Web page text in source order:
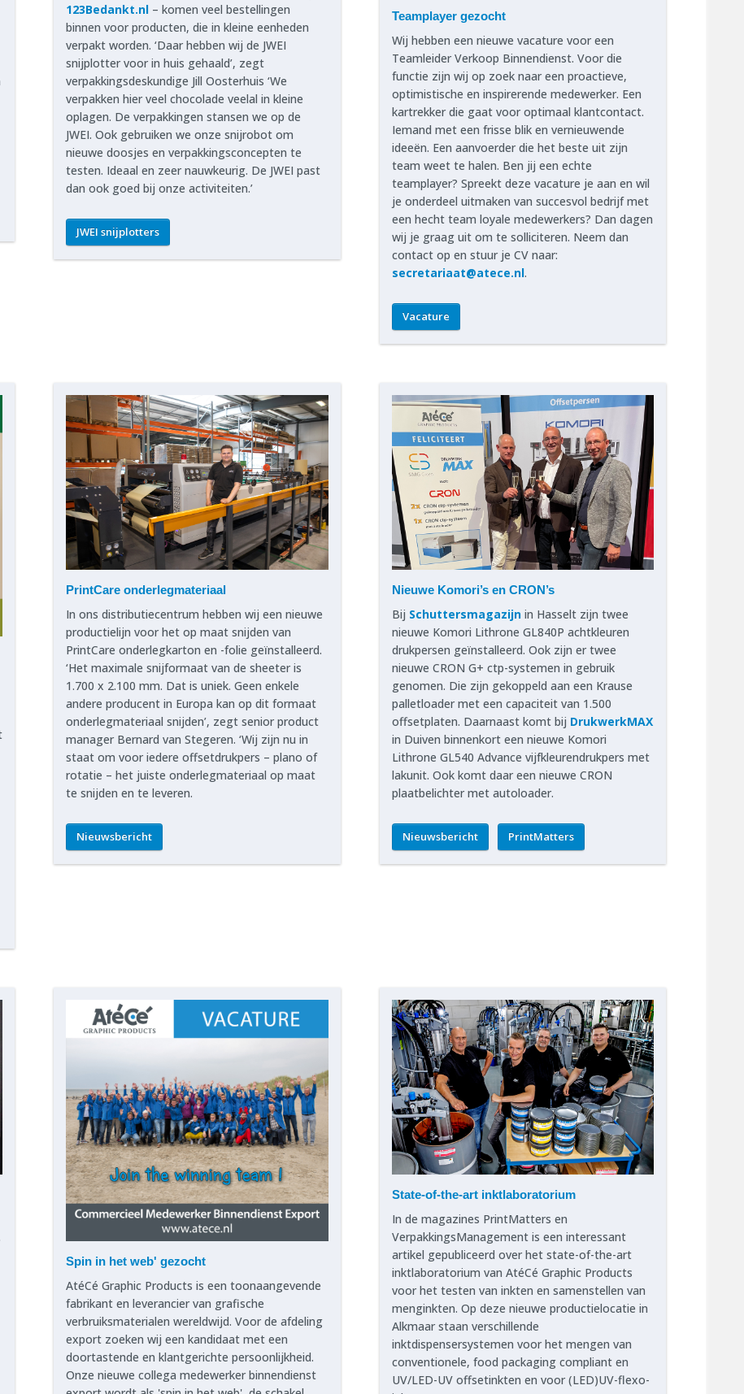
123Bedankt.nl – komen veel bestellingen
binnen voor producten, die in kleine eenheden
verpakt worden. ‘Daar hebben wij de JWEI
snijplotter voor in huis gehaald’, zegt
verpakkingsdeskundige Jill Oosterhuis ‘We
verpakken hier veel chocolade veelal in kleine
oplagen. De verpakkingen stansen we op de
JWEI. Ook gebruiken we onze snijrobot om
nieuwe doosjes en verpakkingsconcepten te
testen. Ideaal en zeer nauwkeurig. De JWEI past
dan ook goed bij onze activiteiten.’
JWEI snijplotters
Teamplayer gezocht
Wij hebben een nieuwe vacature voor een
Teamleider Verkoop Binnendienst. Voor die
functie zijn wij op zoek naar een proactieve,
optimistische en inspirerende medewerker. Een
kartrekker die gaat voor optimaal klantcontact.
Iemand met een frisse blik en vernieuwende
ideeën. Een aanvoerder die het beste uit zijn
team weet te halen. Ben jij een echte
teamplayer? Spreekt deze vacature je aan en wil
je onderdeel uitmaken van succesvol bedrijf met
een hecht team loyale medewerkers? Dan dagen
wij je graag uit om te solliciteren. Neem dan
contact op en stuur je CV naar:
secretariaat@atece.nl.
Vacature
PrintCare onderlegmateriaal
In ons distributiecentrum hebben wij een nieuwe
productielijn voor het op maat snijden van
PrintCare onderlegkarton en -folie geïnstalleerd.
‘Het maximale snijformaat van de sheeter is
1.700 x 2.100 mm. Dat is uniek. Geen enkele
andere producent in Europa kan op dit formaat
onderlegmateriaal snijden’, zegt senior product
manager Bernard van Stegeren. ‘Wij zijn nu in
staat om voor iedere offsetdrukpers – plano of
rotatie – het juiste onderlegmateriaal op maat
te snijden en te leveren.
Nieuwsbericht
Nieuwe Komori’s en CRON’s
Bij Schuttersmagazijnin Hasselt zijn twee
nieuwe Komori Lithrone GL840P achtkleuren
drukpersen geïnstalleerd. Ook zijn er twee
nieuwe CRON G+ ctp-systemen in gebruik
genomen. Die zijn gekoppeld aan een Krause
palletloader met een capaciteit van 1.500
offsetplaten. Daarnaast komt bij DrukwerkMAX
in Duiven binnenkort een nieuwe Komori
Lithrone GL540 Advance vijfkleurendrukpers met
lakunit. Ook komt daar een nieuwe CRON
plaatbelichter met autoloader.
Nieuwsbericht PrintMatters
Spin in het web' gezocht
AtéCé Graphic Products is een toonaangevende
fabrikant en leverancier van grafische
verbruiksmaterialen wereldwijd. Voor de afdeling
export zoeken wij een kandidaat met een
doortastende en klantgerichte persoonlijkheid.
Onze nieuwe collega medewerker binnendienst
State-of-the-art inktlaboratorium
In de magazines PrintMatters en
VerpakkingsManagement is een interessant
artikel gepubliceerd over het state-of-the-art
inktlaboratorium van AtéCé Graphic Products
voor het testen van inkten en samenstellen van
menginkten. Op deze nieuwe productielocatie in
Alkmaar staan verschillende
inktdispensersystemen voor het mengen van
conventionele, food packaging compliant en
UV/LED-UV offsetinkten en voor (LED)UV-flexo-